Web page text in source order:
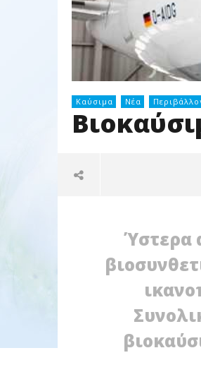
Καύσιμα Νέα
NOW
Βιοκαύσιμα στις
Lufthansa
Ύστερα